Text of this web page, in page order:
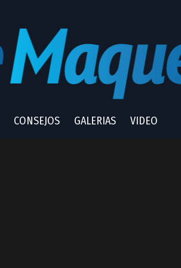
CONSEJOS GALERIAS VIDEO